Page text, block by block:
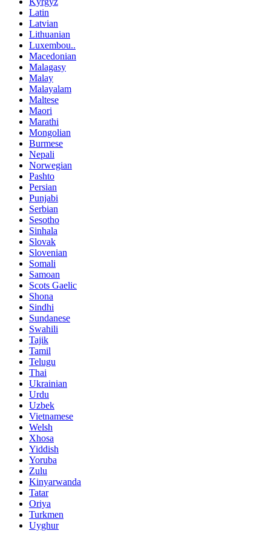
Latin
Latvian
Lithuanian
Luxembou..
Macedonian
Malagasy
Malay
Malayalam
Maltese
Maori
Marathi
Mongolian
Burmese
Nepali
Norwegian
Pashto
Persian
Punjabi
Serbian
Sesotho
Sinhala
Slovak
Slovenian
Somali
Samoan
Scots Gaelic
Shona
Sindhi
Sundanese
Swahili
Tajik
Tamil
Telugu
Thai
Ukrainian
Urdu
Uzbek
Vietnamese
Welsh
Xhosa
Yiddish
Yoruba
Zulu
Kinyarwanda
Tatar
Oriya
Turkmen
Uyghur